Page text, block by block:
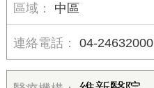
中區
04-24632000